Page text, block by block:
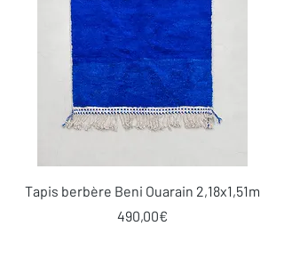
Tapis berbère Beni Ouarain 2,18x1,51m
Price
490,00€